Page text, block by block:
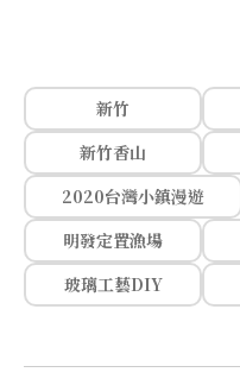
新竹
新竹香山
2020台灣小鎮漫遊
明發定置漁場
玻璃工藝DIY